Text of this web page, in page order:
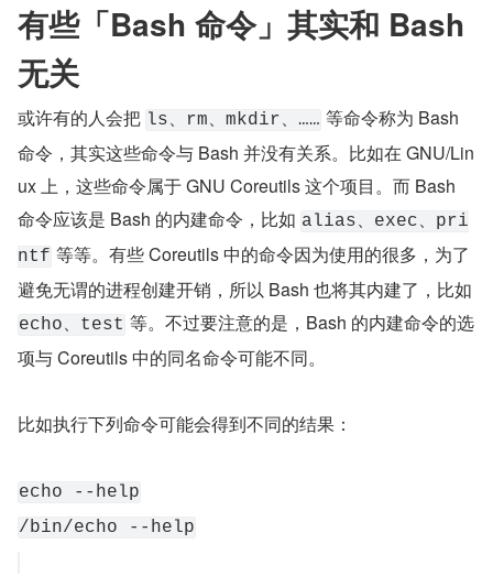
有些「Bash 命令」其实和 Bash
无关
或许有的人会把 ls、rm、mkdir、…… 等命令称为 Bash
命令，其实这些命令与 Bash 并没有关系。比如在 GNU/Lin
ux 上，这些命令属于 GNU Coreutils 这个项目。而 Bash
命令应该是 Bash 的内建命令，比如 alias、exec、pri
ntf 等等。有些 Coreutils 中的命令因为使用的很多，为了
echo、test 等。不过要注意的是，Bash 的内建命令的选
项与 Coreutils 中的同名命令可能不同。
比如执行下列命令可能会得到不同的结果：
echo --help
/bin/echo --help